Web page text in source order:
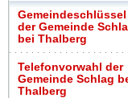
Gemeindeschlüssel
der Gemeinde
bei Thalberg
Telefonvorwahl der
Gemeinde Schlag
Thalberg